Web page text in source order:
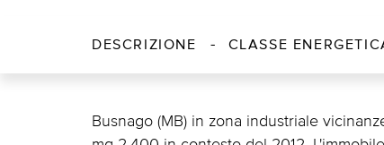
DESCRIZIONE CLASSE
Busnago (MB) in zona industriale